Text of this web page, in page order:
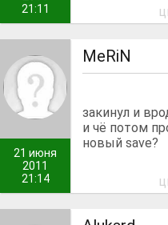
21:11
21 июня
2011
21:14
MeRiN
закинул и
и чё потом
новый save?